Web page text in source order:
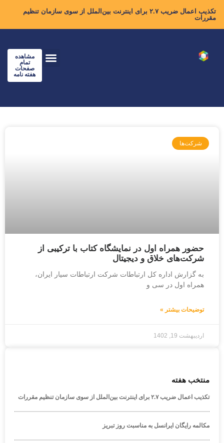
تکذیب اعمال ضریب ۲.۷ برای اینترنت بین‌الملل از سوی سازمان تنظیم
مقررات
مشاهده
تمام
صفحات
هفته نامه
شرکت‌ها
حضور همراه اول در نمایشگاه کتاب با ترکیبی از
شرکت‌های خلاق و دیجیتال
به گزارش اداره کل ارتباطات شرکت ارتباطات سیار ایران،
همراه اول در سی و
توضیحات بیشتر »
اردیبهشت 19, 1402
منتخب هفته
تکذیب اعمال ضریب ۲.۷ برای اینترنت بین‌الملل از سوی سازمان تنظیم مقررات
مکالمه رایگان ایرانسل به مناسبت روز تبریز